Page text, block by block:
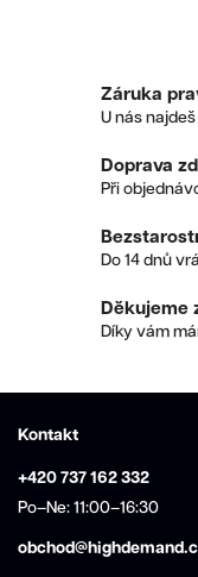
Záruka
U nás
Doprava
Při
Do 14 dnů
Děkujeme
Díky vám
Kontakt
+420 737 162 332
Po–Ne: 11:00–16:30